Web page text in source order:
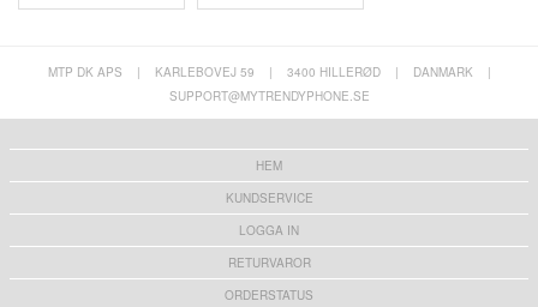
MTP DK APS | KARLEBOVEJ 59 | 3400 HILLERØD | DANMARK
|
SUPPORT@MYTRENDYPHONE.SE
HEM
KUNDSERVICE
LOGGA IN
RETURVAROR
ORDERSTATUS